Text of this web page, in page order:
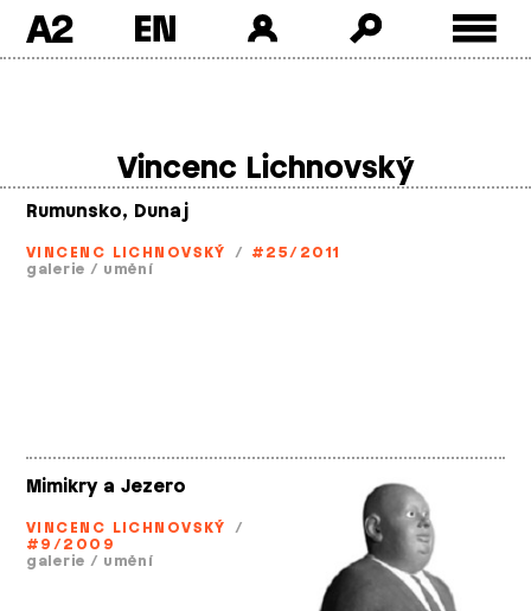
A2
Vincenc Lichnovský
Rumunsko, Dunaj
VINCENC LICHNOVSKÝ / #25/2011
galerie / umění
Mimikry a Jezero
VINCENC LICHNOVSKÝ /
#9/2009
galerie / umění